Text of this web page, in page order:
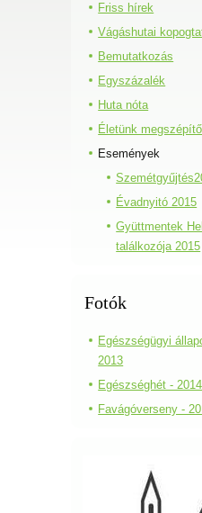
Friss hírek
Vágáshutai
Bemutatkozás
Egyszázalék
Huta nóta
Életünk
Események
Évadnyitó 2015
Gyüttmentek
találkozója 2015
Fotók
Egészségügyi
2013
Egészséghét - 2014
Favágóverseny -